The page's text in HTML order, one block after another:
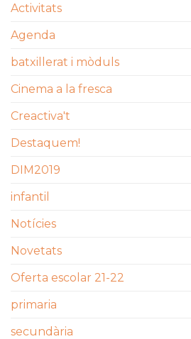
Activitats
Agenda
batxillerat i mòduls
Cinema a la fresca
Creactiva't
Destaquem!
DIM2019
infantil
Notícies
Novetats
Oferta escolar 21-22
primaria
secundària